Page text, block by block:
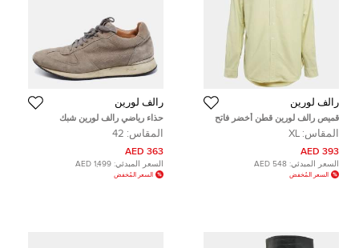
رالف لورين
قميص رالف لورين قطن أخضر فاتح
قصّة سليم مقاس كبير جدًا - إكسترا
لارج
المقاس: XL
393 AED
السعر المبدئي: 548 AED
السعر المُخفض
رالف لورين
حذاء رياضي رالف لورين شبك
وسويدي رصاصي بعنق منخفض مقاس
42المقاس: 42
363 AED
السعر المبدئي: 1,499 AED
السعر المُخفض